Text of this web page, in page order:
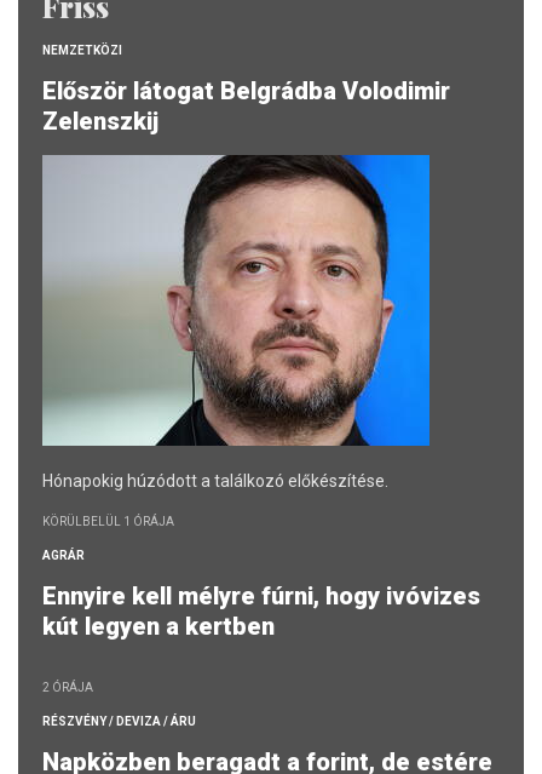
NEMZETKÖZI
Először látogat Belgrádba Volodimir
Zelenszkij
Hónapokig húzódott a találkozó előkészítése.
KÖRÜLBELÜL 1 ÓRÁJA
AGRÁR
Ennyire kell mélyre fúrni, hogy ivóvizes
kút legyen a kertben
2 ÓRÁJA
RÉSZVÉNY / DEVIZA / ÁRU
Napközben beragadt a forint, de estére